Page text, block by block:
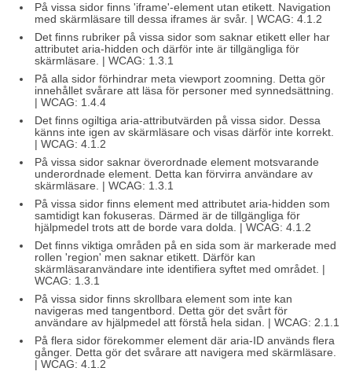
På vissa sidor finns 'iframe'-element utan etikett. Navigation
med skärmläsare till dessa iframes är svår. | WCAG: 4.1.2
Det finns rubriker på vissa sidor som saknar etikett eller har
attributet aria-hidden och därför inte är tillgängliga för
skärmläsare. | WCAG: 1.3.1
På alla sidor förhindrar meta viewport zoomning. Detta gör
innehållet svårare att läsa för personer med synnedsättning.
| WCAG: 1.4.4
Det finns ogiltiga aria-attributvärden på vissa sidor. Dessa
känns inte igen av skärmläsare och visas därför inte korrekt.
| WCAG: 4.1.2
På vissa sidor saknar överordnade element motsvarande
underordnade element. Detta kan förvirra användare av
skärmläsare. | WCAG: 1.3.1
På vissa sidor finns element med attributet aria-hidden som
samtidigt kan fokuseras. Därmed är de tillgängliga för
hjälpmedel trots att de borde vara dolda. | WCAG: 4.1.2
Det finns viktiga områden på en sida som är markerade med
rollen 'region' men saknar etikett. Därför kan
skärmläsaranvändare inte identifiera syftet med området. |
WCAG: 1.3.1
På vissa sidor finns skrollbara element som inte kan
navigeras med tangentbord. Detta gör det svårt för
användare av hjälpmedel att förstå hela sidan. | WCAG: 2.1.1
På flera sidor förekommer element där aria-ID används flera
gånger. Detta gör det svårare att navigera med skärmläsare.
| WCAG: 4.1.2